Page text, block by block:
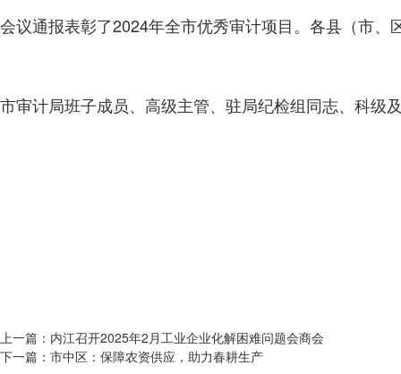
会议通报表彰了2024年全市优秀审计项目。各县（市、
市审计局班子成员、高级主管、驻局纪检组同志、科级
上一篇： 内江召开2025年2月工业企业化解困难问题会商会
下一篇： 市中区：保障农资供应，助力春耕生产